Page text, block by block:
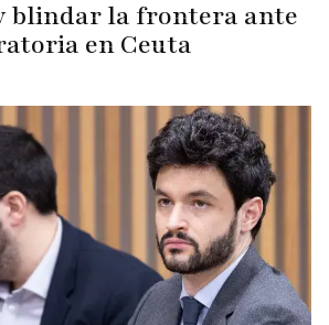
blindar la frontera ante
en Ceuta